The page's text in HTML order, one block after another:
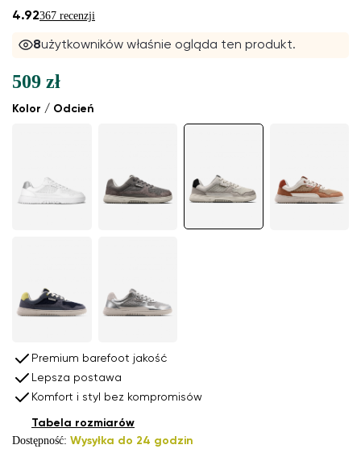
4.92367 recenzji
8użytkowników właśnie ogląda ten produkt.
Kolor / Odcień
509 zł
Premium barefoot jakość
Lepsza postawa
Komfort i styl bez kompromisów
Dostępność: Wysyłka do 24 godzin
Tabela rozmiarów